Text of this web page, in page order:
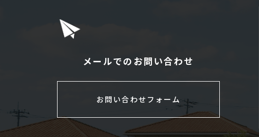
メールでのお問い合わせ
お問い合わせフォーム